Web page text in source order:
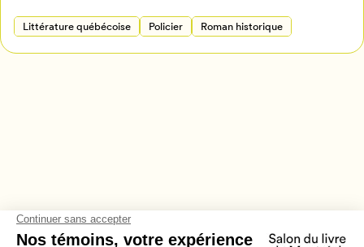
Littérature québécoise Policier Roman historique